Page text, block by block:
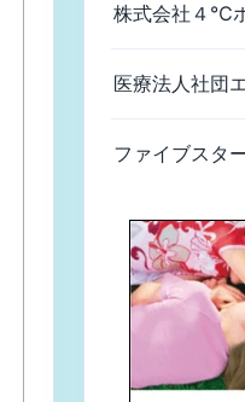
株式会社４℃
医療法人社団
ファイブスタ